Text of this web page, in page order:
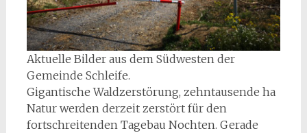
Aktuelle Bilder aus dem Südwesten der
Gemeinde Schleife.
Gigantische Waldzerstörung, zehntausende ha
Natur werden derzeit zerstört für den
fortschreitenden Tagebau Nochten. Gerade